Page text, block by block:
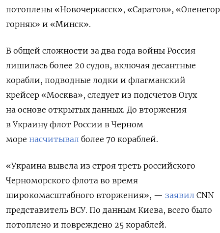
потоплены «Новочеркасск», «Саратов»,
горняк» и «Минск».
В общей сложности за два года войны Россия
лишилась более 20 судов, включая десантные
корабли, подводные лодки и флагманский
крейсер «Москва», следует из подсчетов Oryx
на основе открытых данных. До вторжения
в Украину флот России в Черном
море насчитывал более 70 кораблей.
«Украина вывела из строя треть российского
Черноморского флота во время
широкомасштабного вторжения», — заявил CNN
представитель ВСУ. По данным Киева, всего было
потоплено и повреждено 25 кораблей.